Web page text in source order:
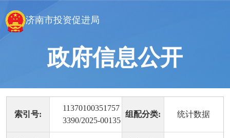
济南市投资促进局
政府信息公开
索引号:
11370100351757
3390/2025-00135
组配分类: 统计数据